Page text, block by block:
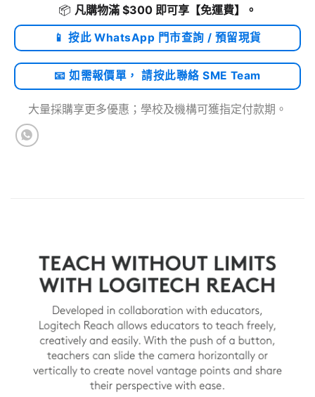
📦 凡購物滿 $300 即可享 【免運費】 。
📱 按此 WhatsApp 門市查詢 / 預留現貨
📧 如需報價單， 請按此聯絡 SME Team
大量採購享更多優惠；學校及機構可獲指定付款期。